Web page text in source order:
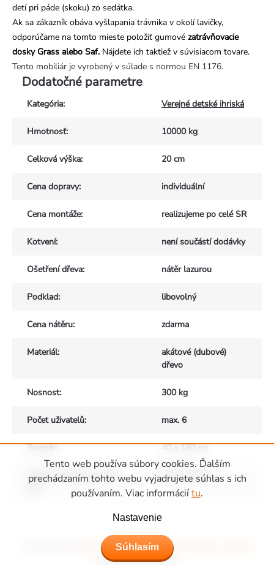
Tento web používa súbory cookies. Ďalším
prechádzaním tohto webu vyjadrujete súhlas s ich
používaním. Viac informáciítu.
Nastavenie
Súhlasím
detí pri páde (skoku) zo sedátka.
Ak sa zákazník obáva vyšlapania trávnika v okolí lavičky,
odporúčame na tomto mieste položiť gumové zatrávňovacie
dosky Grass alebo Saf. Nájdete ich taktiež v súvisiacom tovare.
Tento mobiliár je vyrobený v súlade s normou EN 1176.
Dodatočné parametre
Kategória: Verejné detské ihriská
Hmotnosť: 10000 kg
Celková výška: 20 cm
Cena dopravy: individuální
Cena montáže: realizujeme po celé SR
Kotvení: není součástí dodávky
Ošetření dřeva: nátěr lazurou
Podklad: libovolný
Cena nátěru: zdarma
Materiál:
akátové (dubové)
dřevo
Nosnost: 300 kg
Počet uživatelů: max. 6
Rozměr: 40 x 180 cm
Velikost bezpečnostních
350 x 480 cm
Ihriská Piccolino - Detské ihriská, domčeky a hojdačky
Všetky práva vyhradené.